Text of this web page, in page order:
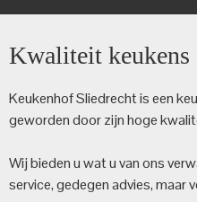
Kwaliteit keukens
Keukenhof Sliedrecht is een
geworden door zijn hoge
Wij bieden u wat u van ons
service, gedegen advies, maar